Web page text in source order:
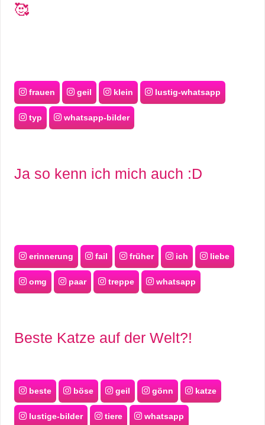
🥰
frauen geil klein lustig-whatsapp
typ whatsapp-bilder
Ja so kenn ich mich auch :D
erinnerung fail früher ich liebe
omg paar treppe whatsapp
Beste Katze auf der Welt?!
beste böse geil gönn katze
lustige-bilder tiere whatsapp